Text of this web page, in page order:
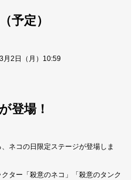
予定）
2日（月）10:59
登場！
ネコの日限定ステージが登場しま
ター「殺意のネコ」「殺意のタンク